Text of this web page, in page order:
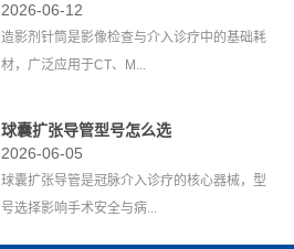
2026-06-12
造影剂针筒是影像检查与介入诊疗中的基础耗
材，广泛应用于CT、M...
球囊扩张导管型号怎么选
2026-06-05
球囊扩张导管是冠脉介入诊疗的核心器械，型
号选择影响手术安全与病...